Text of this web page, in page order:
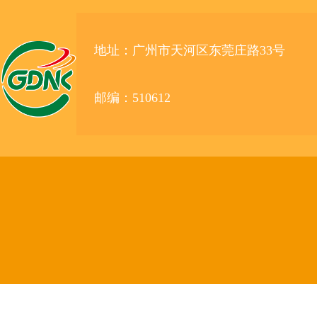
地址：广州市天河区东莞庄路33号
邮编：510612